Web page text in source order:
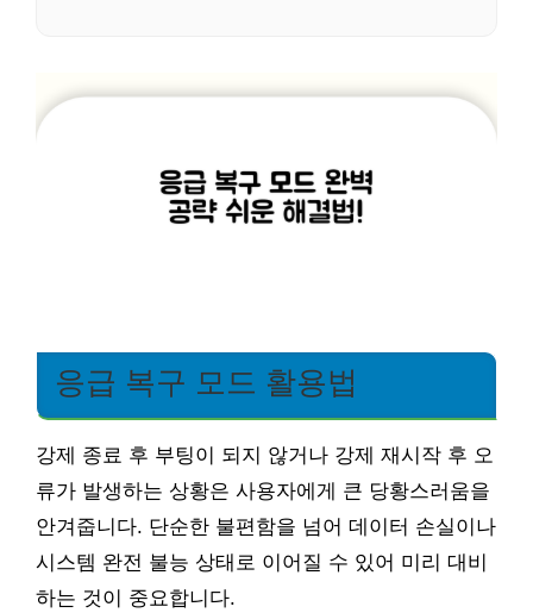
응급 복구 모드 활용법
강제 종료 후 부팅이 되지 않거나 강제 재시작 후 오
류가 발생하는 상황은 사용자에게 큰 당황스러움을
안겨줍니다. 단순한 불편함을 넘어 데이터 손실이나
시스템 완전 불능 상태로 이어질 수 있어 미리 대비
하는 것이 중요합니다.